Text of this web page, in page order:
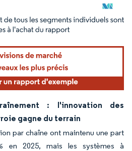
nécessite une attribution sous CC BY
: l'innovation des
gagne du terrain
par chaîne ont maintenu une part
en 2025, mais les systèmes à